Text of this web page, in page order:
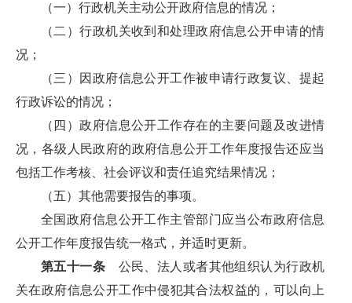
（一）行政机关主动公开政府信息的情况；
（二）行政机关收到和处理政府信息公开申请的情
况；
（三）因政府信息公开工作被申请行政复议、提起
行政诉讼的情况；
（四）政府信息公开工作存在的主要问题及改进情
况，各级人民政府的政府信息公开工作年度报告还应当
包括工作考核、社会评议和责任追究结果情况；
（五）其他需要报告的事项。
全国政府信息公开工作主管部门应当公布政府信息
公开工作年度报告统一格式，并适时更新。
第五十一条 公民、法人或者其他组织认为行政机
关在政府信息公开工作中侵犯其合法权益的，可以向上